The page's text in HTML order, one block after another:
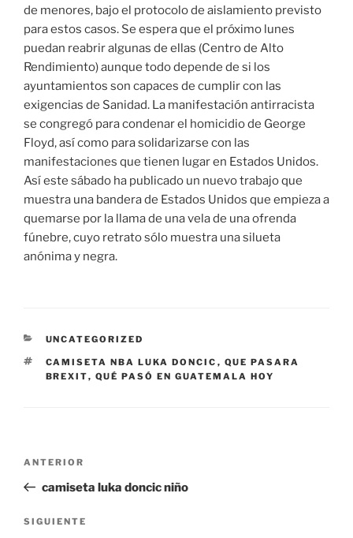
de menores, bajo el protocolo de aislamiento previsto
para estos casos. Se espera que el próximo lunes
puedan reabrir algunas de ellas (Centro de Alto
Rendimiento) aunque todo depende de si los
ayuntamientos son capaces de cumplir con las
exigencias de Sanidad. La manifestación antirracista
se congregó para condenar el homicidio de George
Floyd, así como para solidarizarse con las
manifestaciones que tienen lugar en Estados Unidos.
Así este sábado ha publicado un nuevo trabajo que
muestra una bandera de Estados Unidos que empieza a
quemarse por la llama de una vela de una ofrenda
fúnebre, cuyo retrato sólo muestra una silueta
anónima y negra.
CATEGORÍAS
UNCATEGORIZED
ETIQUETAS
CAMISETA NBA LUKA DONCIC , QUE PASARA
BREXIT, QUÉ PASÓ EN GUATEMALA HOY
entradas
Entrada
anterior:
ANTERIOR
camiseta luka doncic niño
Siguiente
SIGUIENTE